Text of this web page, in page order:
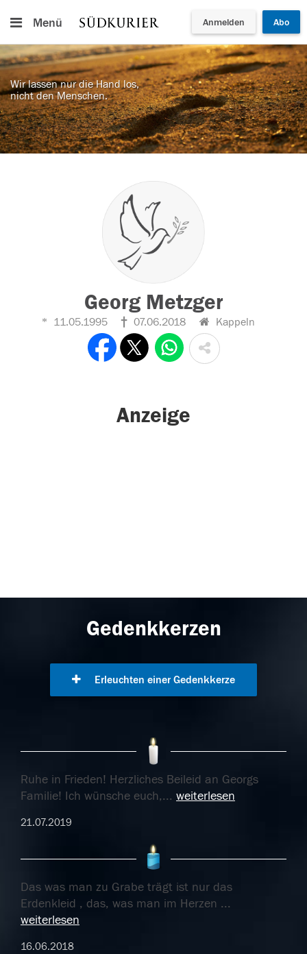
Menü Anmelden Abo
Wir lassen nur die Hand los,
nicht den Menschen.
Georg Metzger
11.05.1995 07.06.2018 Kappeln
Anzeige
Gedenkkerzen
Erleuchten einer Gedenkkerze
Ruhe in Frieden! Herzliches Beileid an Georgs
Familie! Ich wünsche euch,... weiterlesen
21.07.2019
Das was man zu Grabe trägt ist nur das
Erdenkleid , das, was man im Herzen ...
weiterlesen
16.06.2018